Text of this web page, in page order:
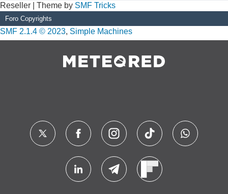
Reseller | Theme by SMF Tricks
Foro Copyrights
SMF 2.1.4 © 2023, Simple Machines